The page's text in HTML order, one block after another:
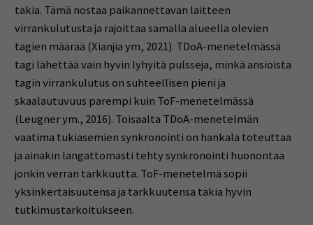
takia. Tämä nostaa paikannettavan laitteen
virrankulutusta ja rajoittaa samalla alueella olevien
tagien määrää (Xianjia ym, 2021). TDoA-menetelmässä
tagi lähettää vain hyvin lyhyitä pulsseja, minkä ansioista
tagin virrankulutus on suhteellisen pieni ja
skaalautuvuus parempi kuin ToF-menetelmässä
(Leugner ym., 2016). Toisaalta TDoA-menetelmän
vaatima tukiasemien synkronointi on hankala toteuttaa
ja ainakin langattomasti tehty synkronointi huonontaa
jonkin verran tarkkuutta. ToF-menetelmä sopii
yksinkertaisuutensa ja tarkkuutensa takia hyvin
tutkimustarkoitukseen.